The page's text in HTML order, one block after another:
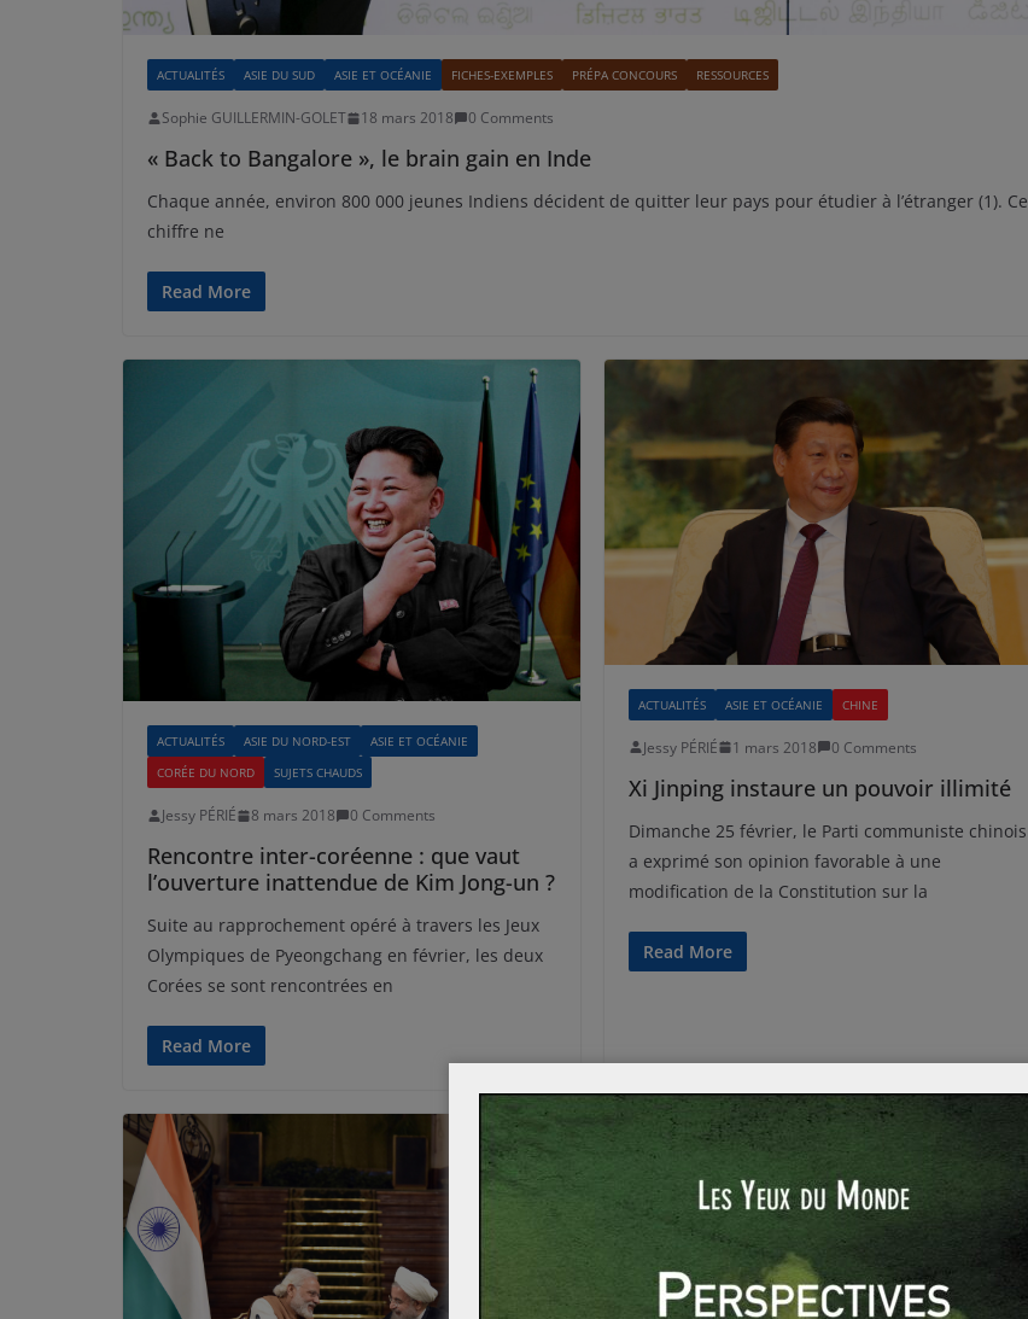
ACTUALITÉS ASIE DU SUD ASIE ET OCÉANIE FICHES-EXEMPLES PRÉPA CONCOURS RESSOURCES
Sophie GUILLERMIN-GOLET 18 mars 2018 0 Comments
« Back to Bangalore », le brain gain en Inde
Chaque année, environ 800 000 jeunes Indiens décident de quitter leur pays pour étudier à l’étranger (1). Ce
chiffre ne
Read More
ACTUALITÉS ASIE DU NORD-EST
ASIE ET OCÉANIE
CORÉE DU NORD
SUJETS CHAUDS
Jessy PÉRIÉ 8 mars 2018 0 Comments
Rencontre inter-coréenne : que vaut
l’ouverture inattendue de Kim Jong-un ?
Suite au rapprochement opéré à travers les Jeux
Olympiques de Pyeongchang en février, les deux
Corées se sont rencontrées en
Read More
ACTUALITÉS ASIE ET OCÉANIE CHINE
Jessy PÉRIÉ 1 mars 2018 0 Comments
Xi Jinping instaure un pouvoir illimité
Dimanche 25 février, le Parti communiste chinois
a exprimé son opinion favorable à une
modification de la Constitution sur la
Read More